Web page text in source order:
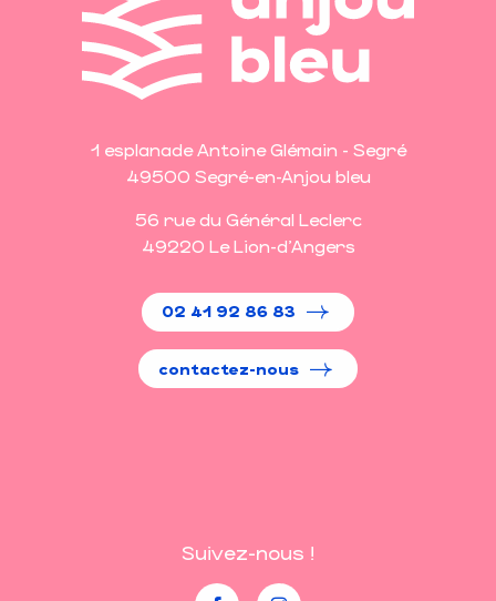
1 esplanade Antoine Glémain - Segré
49500 Segré-en-Anjou bleu
56 rue du Général Leclerc
49220 Le Lion-d'Angers
02 41 92 86 83
contactez-nous
Suivez-nous !